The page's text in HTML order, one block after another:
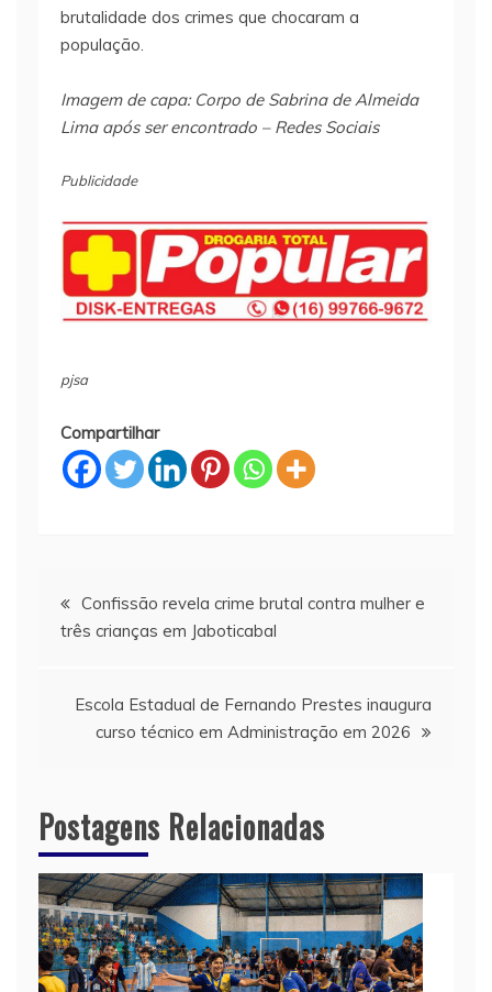
brutalidade dos crimes que chocaram a
população.
Imagem de capa: Corpo de Sabrina de Almeida
Lima após ser encontrado – Redes Sociais
Publicidade
pjsa
Compartilhar
Navegação
Post
Confissão revela crime brutal contra mulher e
três crianças em Jaboticabal
Escola Estadual de Fernando Prestes inaugura
curso técnico em Administração em 2026
Postagens Relacionadas